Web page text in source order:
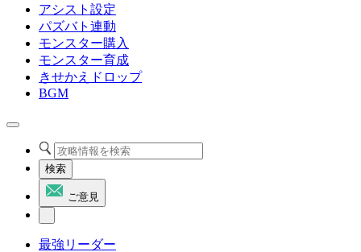
アシスト設定
パズバト連動
モンスター購入
モンスター育成
きせかえドロップ
BGM
検索
ご意見
最強リーダー